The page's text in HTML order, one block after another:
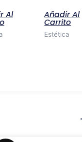
Al Añadir Al
Carrito
Estética